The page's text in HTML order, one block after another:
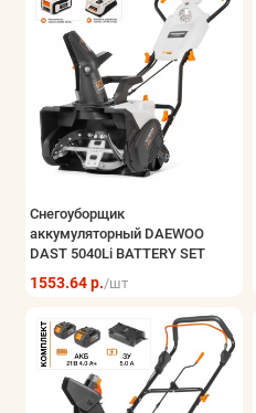
Снегоуборщик
аккумуляторный DAEWOO
DAST 5040Li BATTERY SET
1553.64 р./шт